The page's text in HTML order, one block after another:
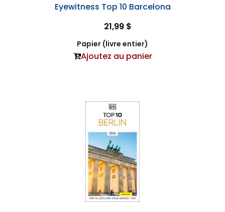
Eyewitness Top 10 Barcelona
21,99 $
Papier (livre entier)
Ajoutez au panier